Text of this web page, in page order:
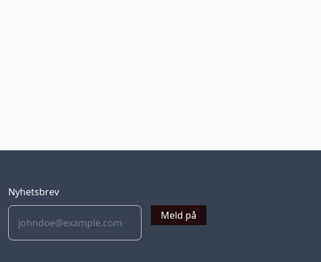
Nyhetsbrev
Meld på